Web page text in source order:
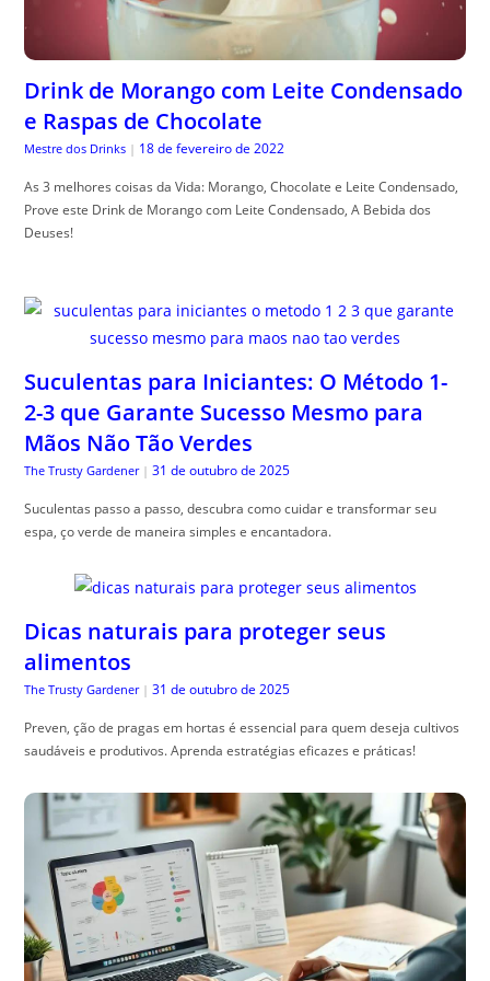
Drink de Morango com Leite Condensado
e Raspas de Chocolate
Mestre dos Drinks | 18 de fevereiro de 2022
As 3 melhores coisas da Vida: Morango, Chocolate e Leite Condensado,
Prove este Drink de Morango com Leite Condensado, A Bebida dos
Deuses!
Suculentas para Iniciantes: O Método 1-
2-3 que Garante Sucesso Mesmo para
Mãos Não Tão Verdes
The Trusty Gardener | 31 de outubro de 2025
Suculentas passo a passo, descubra como cuidar e transformar seu
espa, ço verde de maneira simples e encantadora.
Dicas naturais para proteger seus
alimentos
The Trusty Gardener | 31 de outubro de 2025
Preven, ção de pragas em hortas é essencial para quem deseja cultivos
saudáveis e produtivos. Aprenda estratégias eficazes e práticas!